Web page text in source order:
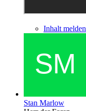
Inhalt melden
Stan Marlow